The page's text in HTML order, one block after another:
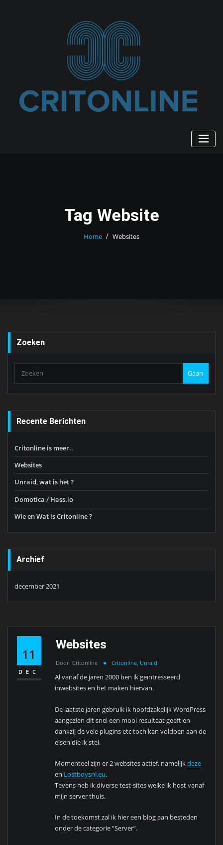
Tag Website
Home Websites
Zoeken
Gaan
Recente Berichten
Critonline is meer..
Websites
Unraid, wat is het ?
Domotica / Hass.io
Wie en Wat is Critonline ?
Archief
december 2021
11
DEC
Websites
Door Critonline Critonline, Unraid
Al vanaf de jaren 2000 ben ik geïntresseerd
inwebsites en het maken hiervan.
De laatste jaren gebruik ik hoofdzakelijk WordPress
aangezien dit snel een mooi resultaat geeft en
dankzij de vele plugins etc toch kan voldoen aan de
eisen die ik stel.
Momenteel zijn er 2 websites actief, namelijkdeze
en Lostboysnl.eu.
Tevens heb ik diverse test-sites welke ik host vanaf
mijn server thuis.
In de toekomst zal ik hier een blog aan besteden
onder de categorie “Server”.